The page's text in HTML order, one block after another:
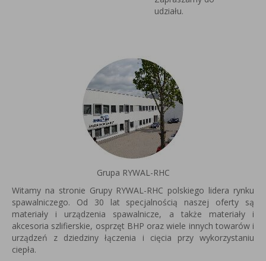
udziału.
Grupa RYWAL-RHC
Witamy na stronie Grupy RYWAL-RHC polskiego lidera rynku
spawalniczego. Od 30 lat specjalnością naszej oferty są
materiały i urządzenia spawalnicze, a także materiały i
akcesoria szlifierskie, osprzęt BHP oraz wiele innych towarów i
urządzeń z dziedziny łączenia i cięcia przy wykorzystaniu
ciepła.